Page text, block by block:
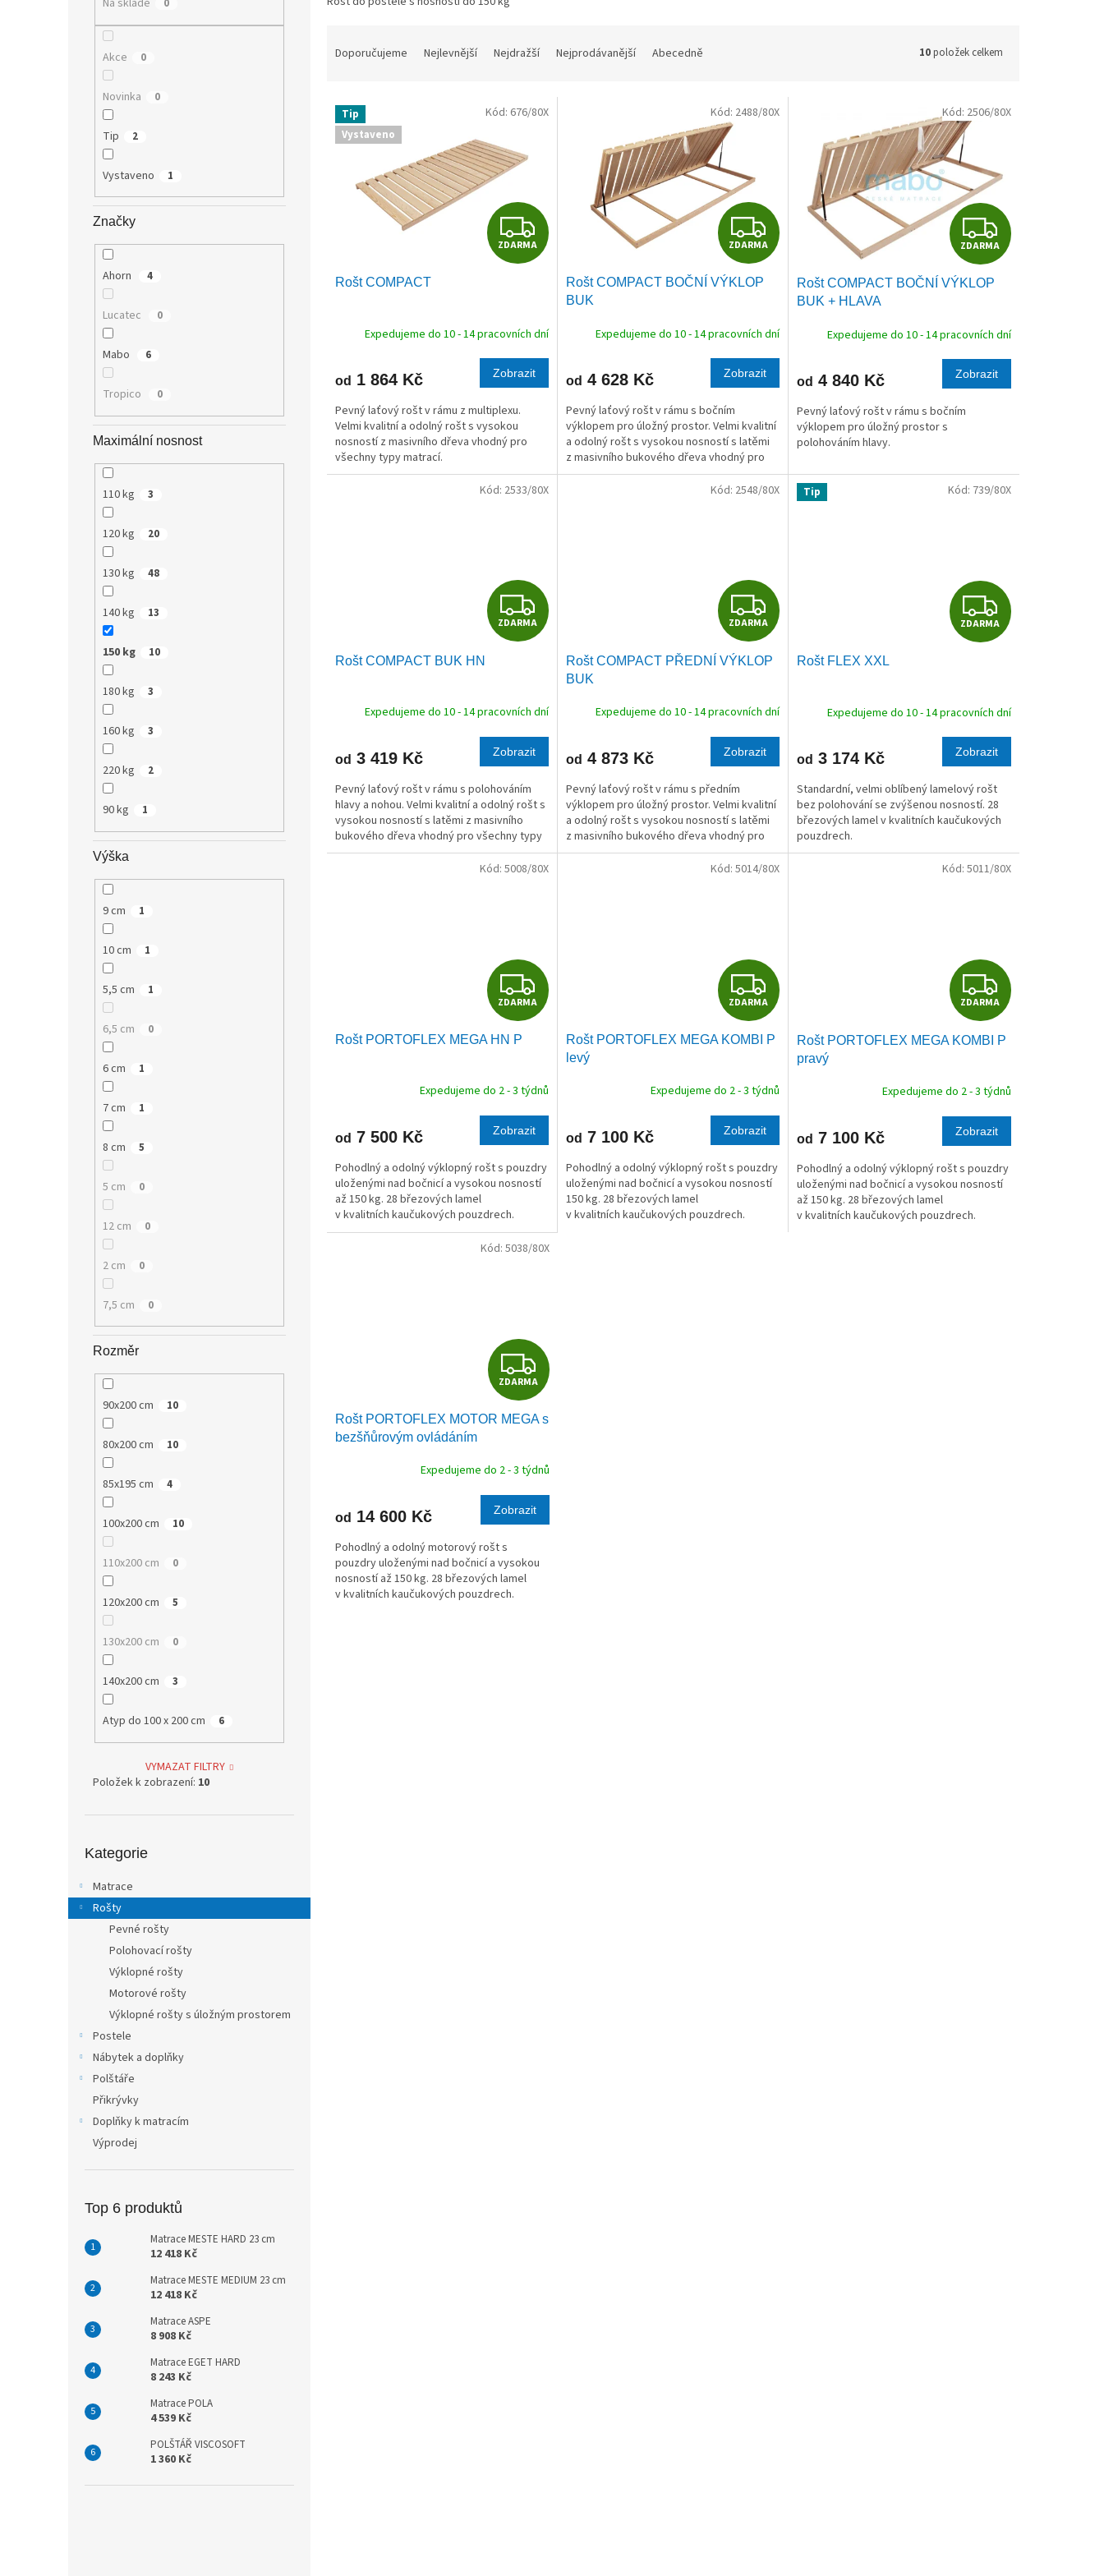
Na skladě 0
Akce 0
Novinka 0
Tip 2
Vystaveno 1
Značky
Ahorn 4
Lucatec 0
Mabo 6
Tropico 0
Maximální nosnost
110 kg 3
120 kg 20
130 kg 48
140 kg 13
150 kg 10
180 kg 3
160 kg 3
220 kg 2
90 kg 1
Výška
9 cm 1
10 cm 1
5,5 cm 1
6,5 cm 0
6 cm 1
7 cm 1
8 cm 5
5 cm 0
12 cm 0
2 cm 0
7,5 cm 0
Rozměr
90x200 cm 10
80x200 cm 10
85x195 cm 4
100x200 cm 10
110x200 cm 0
120x200 cm 5
130x200 cm 0
140x200 cm 3
Atyp do 100 x 200 cm 6
VYMAZAT FILTRY
Položek k zobrazení: 10
kategorie
Kategorie
Matrace
Rošty
Pevné rošty
Polohovací rošty
Výklopné rošty
Motorové rošty
Výklopné rošty s úložným prostorem
Postele
Nábytek a doplňky
Polštáře
Přikrývky
Doplňky k matracím
Výprodej
Top 6 produktů
Matrace MESTE HARD 23 cm
12 418 Kč
Matrace MESTE MEDIUM 23 cm
12 418 Kč
Matrace ASPE
8 908 Kč
Matrace EGET HARD
8 243 Kč
Matrace POLA
4 539 Kč
POLŠTÁŘ VISCOSOFT
1 360 Kč
Doporučujeme Nejlevnější Nejdražší Nejprodávanější Abecedně 10položek celkem
V Tip
Vystaveno
Z
D
R
M
A
ZDARMA
Rošt COMPACT
Expedujeme do 10 - 14 pracovních dní
od 1 864 Kč Zobrazit
Pevný laťový rošt v rámu z multiplexu.
Velmi kvalitní a odolný rošt s vysokou
nosností z masivního dřeva vhodný pro
všechny typy matrací.
Kód: 676/80X
Z
D
R
M
A
ZDARMA
Rošt COMPACT BOČNÍ VÝKLOP
BUK
Expedujeme do 10 - 14 pracovních dní
od 4 628 Kč Zobrazit
Pevný laťový rošt v rámu s bočním
výklopem pro úložný prostor. Velmi kvalitní
a odolný rošt s vysokou nosností s latěmi
z masivního bukového dřeva vhodný pro
všechny typy matrací.
Kód: 2488/80X
Z
D
R
M
A
ZDARMA
Rošt COMPACT BOČNÍ VÝKLOP
BUK + HLAVA
Expedujeme do 10 - 14 pracovních dní
od 4 840 Kč Zobrazit
Pevný laťový rošt v rámu s bočním
výklopem pro úložný prostor s
polohováním hlavy.
Kód: 2506/80X
Z
D
R
M
A
ZDARMA
Rošt COMPACT BUK HN
Expedujeme do 10 - 14 pracovních dní
od 3 419 Kč Zobrazit
Pevný laťový rošt v rámu s polohováním
hlavy a nohou. Velmi kvalitní a odolný rošt s
vysokou nosností s latěmi z masivního
bukového dřeva vhodný pro všechny typy
matrací.
Kód: 2533/80X
Z
D
A
R
M
A
ZDARMA
Rošt COMPACT PŘEDNÍ VÝKLOP
BUK
Expedujeme do 10 - 14 pracovních dní
od 4 873 Kč Zobrazit
Pevný laťový rošt v rámu s předním
výklopem pro úložný prostor. Velmi kvalitní
a odolný rošt s vysokou nosností s latěmi
z masivního bukového dřeva vhodný pro
všechny typy matrací.
Kód: 2548/80X Tip
Z
D
R
M
A
ZDARMA
Rošt FLEX XXL
Expedujeme do 10 - 14 pracovních dní
od 3 174 Kč Zobrazit
Standardní, velmi oblíbený lamelový rošt
bez polohování se zvýšenou nosností. 28
březových lamel v kvalitních kaučukových
pouzdrech.
Kód: 739/80X
Z
D
R
M
A
ZDARMA
Rošt PORTOFLEX MEGA HN P
Expedujeme do 2 - 3 týdnů
od 7 500 Kč Zobrazit
Pohodlný a odolný výklopný rošt s pouzdry
uloženými nad bočnicí a vysokou nosností
až 150 kg. 28 březových lamel
v kvalitních kaučukových pouzdrech.
Kód: 5008/80X
Z
D
A
R
M
A
ZDARMA
Rošt PORTOFLEX MEGA KOMBI P
levý
Expedujeme do 2 - 3 týdnů
od 7 100 Kč Zobrazit
Pohodlný a odolný výklopný rošt s pouzdry
uloženými nad bočnicí a vysokou nosností
150 kg. 28 březových lamel
v kvalitních kaučukových pouzdrech.
Kód: 5014/80X
Z
D
A
R
M
A
ZDARMA
Rošt PORTOFLEX MEGA KOMBI P
pravý
Expedujeme do 2 - 3 týdnů
od 7 100 Kč Zobrazit
Pohodlný a odolný výklopný rošt s pouzdry
uloženými nad bočnicí a vysokou nosností
až 150 kg. 28 březových lamel
v kvalitních kaučukových pouzdrech.
Kód: 5011/80X
Z
D
A
R
M
A
ZDARMA
Rošt PORTOFLEX MOTOR MEGA s
bezšňůrovým ovládáním
Expedujeme do 2 - 3 týdnů
od 14 600 Kč Zobrazit
Pohodlný a odolný motorový rošt s
pouzdry uloženými nad bočnicí a vysokou
nosností až 150 kg. 28 březových lamel
v kvalitních kaučukových pouzdrech.
Kód: 5038/80X